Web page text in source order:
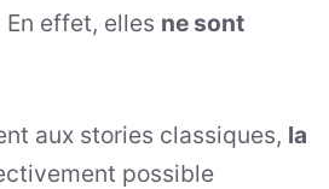
effet, elles ne sont
aux stories classiques, la
possible